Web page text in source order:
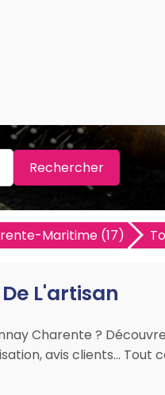
Rechercher
Maritime (17)
L'artisan
Charente ?
avis clients… Tout